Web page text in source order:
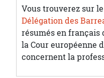
Vous trouverez sur le
Délégation des
résumés en français
la Cour européenne
concernent la